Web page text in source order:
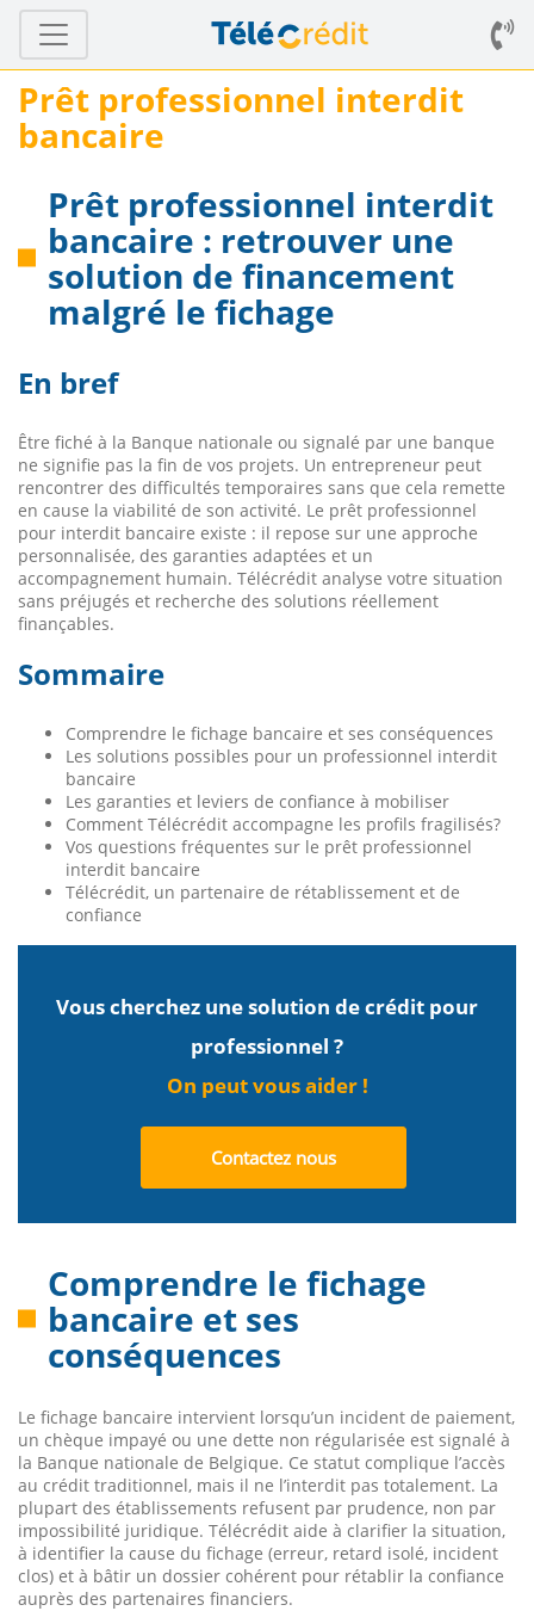
Prêt professionnel interdit
bancaire
Prêt professionnel interdit
bancaire : retrouver une
solution de financement
malgré le fichage
En bref
Être fiché à la Banque nationale ou signalé par une banque
ne signifie pas la fin de vos projets. Un entrepreneur peut
rencontrer des difficultés temporaires sans que cela remette
en cause la viabilité de son activité. Le prêt professionnel
pour interdit bancaire existe : il repose sur une approche
personnalisée, des garanties adaptées et un
accompagnement humain. Télécrédit analyse votre situation
sans préjugés et recherche des solutions réellement
finançables.
Sommaire
Comprendre le fichage bancaire et ses conséquences
Les solutions possibles pour un professionnel interdit
bancaire
Les garanties et leviers de confiance à mobiliser
Comment Télécrédit accompagne les profils fragilisés?
Vos questions fréquentes sur le prêt professionnel
interdit bancaire
Télécrédit, un partenaire de rétablissement et de
confiance
Vous cherchez une solution de crédit pour
professionnel ?
On peut vous aider !
Contactez nous
Comprendre le fichage
bancaire et ses
conséquences
Le fichage bancaire intervient lorsqu’un incident de paiement,
un chèque impayé ou une dette non régularisée est signalé à
la Banque nationale de Belgique. Ce statut complique l’accès
au crédit traditionnel, mais il ne l’interdit pas totalement. La
plupart des établissements refusent par prudence, non par
impossibilité juridique. Télécrédit aide à clarifier la situation,
à identifier la cause du fichage (erreur, retard isolé, incident
clos) et à bâtir un dossier cohérent pour rétablir la confiance
auprès des partenaires financiers.